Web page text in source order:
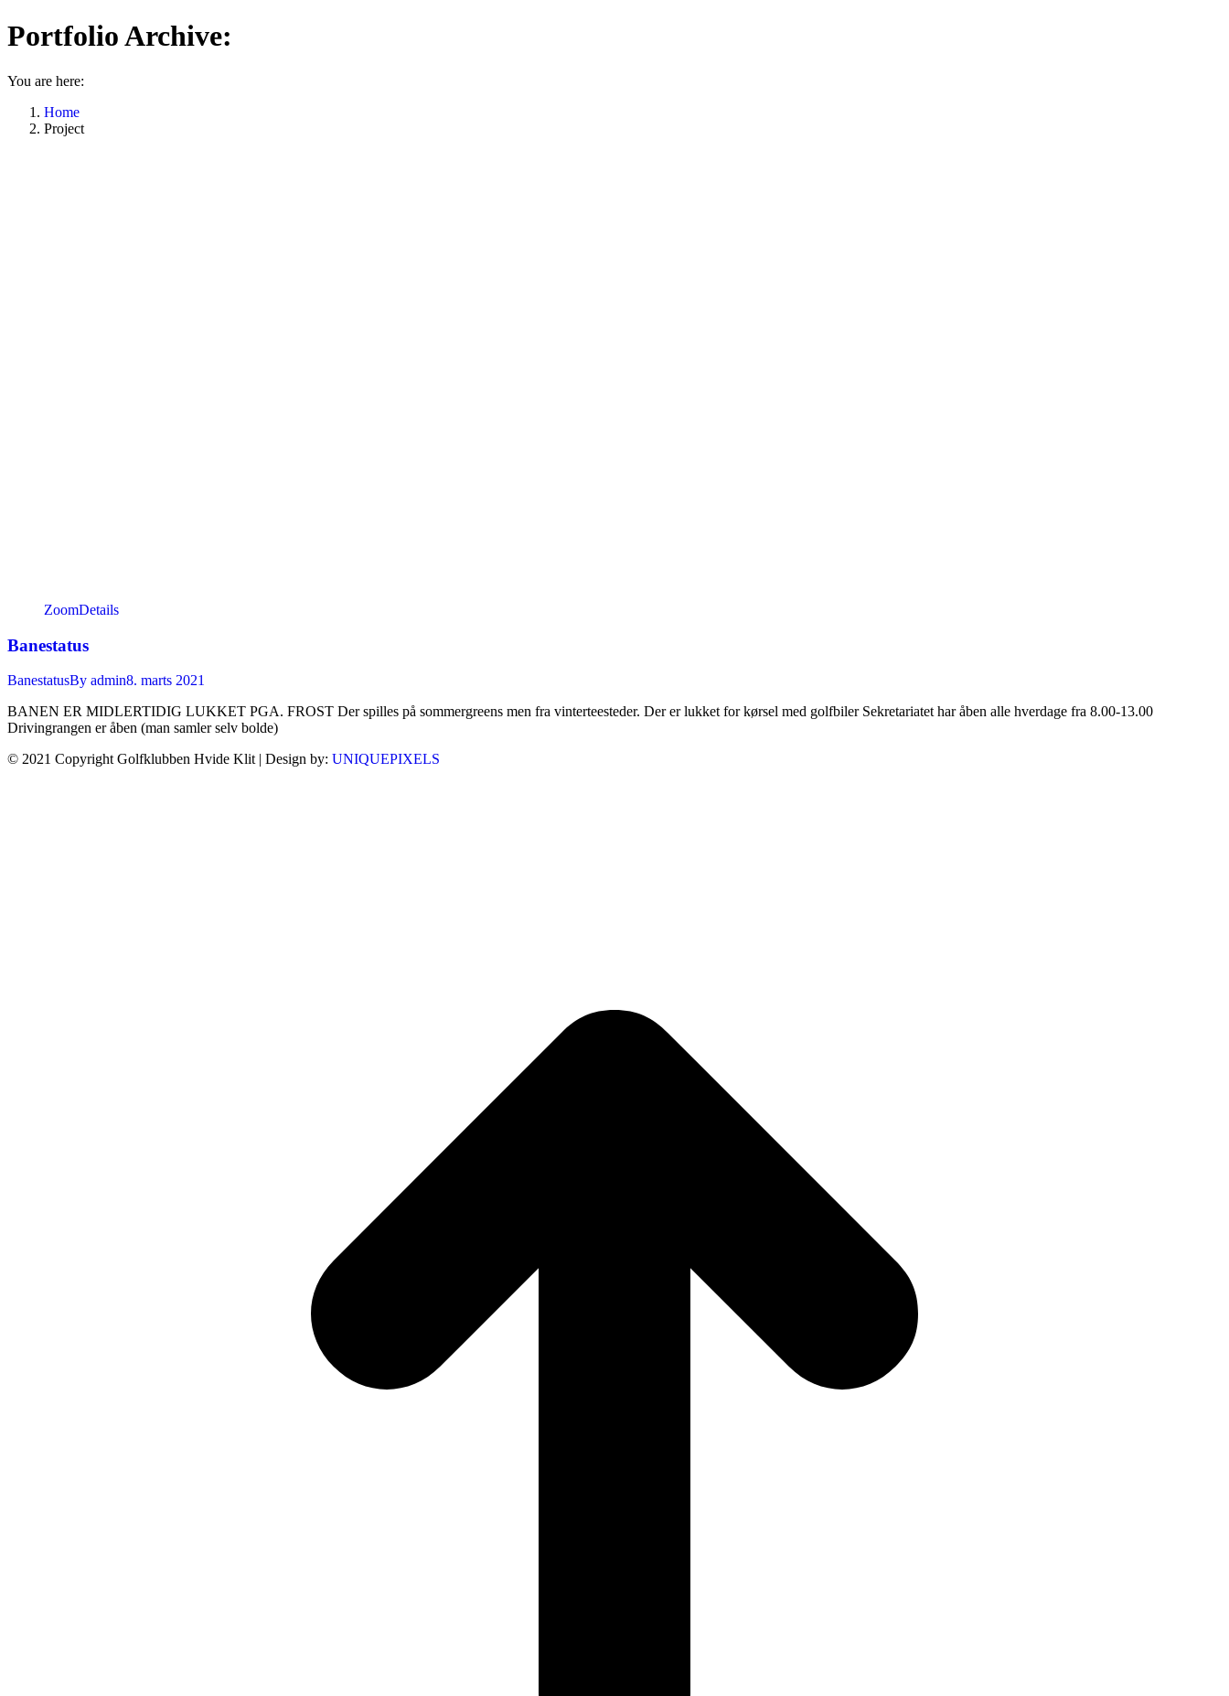
Portfolio Archive:
You are here:
Home
Project
ZoomDetails
Banestatus
BanestatusBy admin8. marts 2021
BANEN ER MIDLERTIDIG LUKKET PGA. FROST Der spilles på sommergreens men fra vinterteesteder. Der er lukket for kørsel med golfbiler Sekretariatet har åben alle hverdage fra 8.00-13.00
Drivingrangen er åben (man samler selv bolde)
© 2021 Copyright Golfklubben Hvide Klit | Design by: UNIQUEPIXELS